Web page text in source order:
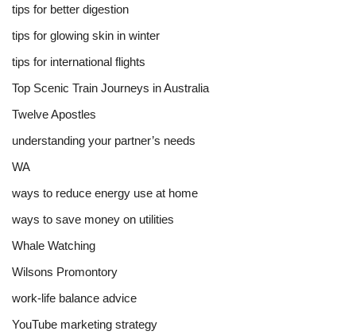
tips for better digestion
tips for glowing skin in winter
tips for international flights
Top Scenic Train Journeys in Australia
Twelve Apostles
understanding your partner’s needs
WA
ways to reduce energy use at home
ways to save money on utilities
Whale Watching
Wilsons Promontory
work-life balance advice
YouTube marketing strategy